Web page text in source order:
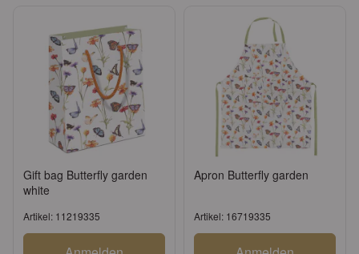
Gift bag Butterfly garden
white
Artikel: 11219335
Apron Butterfly garden
Artikel: 16719335